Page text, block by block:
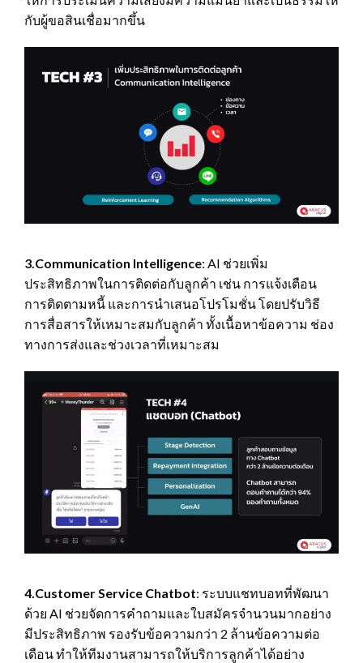
กับผู้ขอสินเชื่อมากขึ้น
3.Communication Intelligence: AI ช่วยเพิ่ม
ประสิทธิภาพในการติดต่อกับลูกค้า เช่น การแจ้งเตือน
การติดตามหนี้ และการนำเสนอโปรโมชั่น โดยปรับวิธี
การสื่อสารให้เหมาะสมกับลูกค้า ทั้งเนื้อหาข้อความ ช่อง
ทางการส่งและช่วงเวลาที่เหมาะสม
4.Customer Service Chatbot: ระบบแชทบอทที่พัฒนา
ด้วย AI ช่วยจัดการคำถามและใบสมัครจำนวนมากอย่าง
มีประสิทธิภาพ รองรับข้อความกว่า 2 ล้านข้อความต่อ
เดือน ทำให้ทีมงานสามารถให้บริการลูกค้าได้อย่าง